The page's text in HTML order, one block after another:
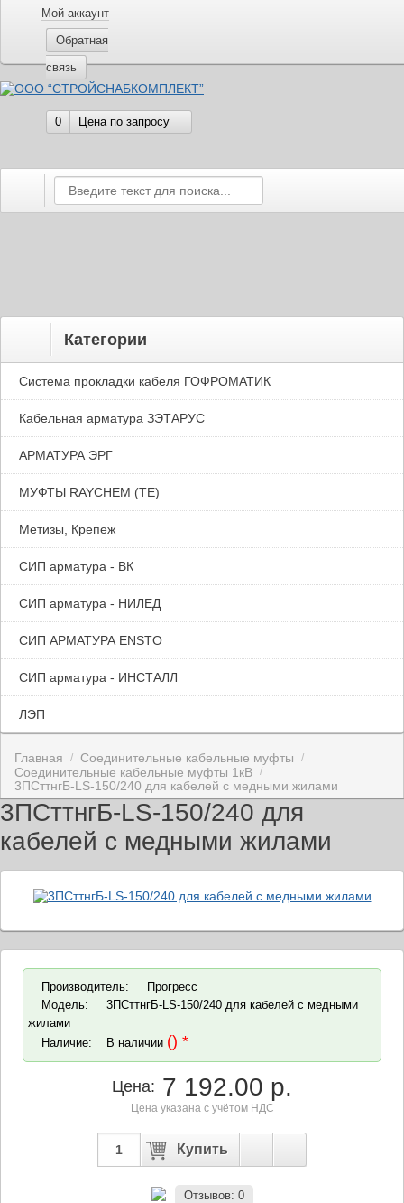
Мой аккаунт
Обратная
связь
0 Цена по запросу
Категории
Система прокладки кабеля ГОФРОМАТИК
Кабельная арматура ЗЭТАРУС
АРМАТУРА ЭРГ
МУФТЫ RAYCHEM (TE)
Метизы, Крепеж
СИП арматура - ВК
СИП арматура - НИЛЕД
СИП АРМАТУРА ENSTO
СИП арматура - ИНСТАЛЛ
ЛЭП
Главная / Соединительные кабельные муфты /
Соединительные кабельные муфты 1кВ /
3ПСттнгБ-LS-150/240 для кабелей с медными жилами
3ПСттнгБ-LS-150/240 для
кабелей с медными жилами
Производитель:
Прогресс
Модель:
3ПСттнгБ-LS-150/240 для кабелей с медными
жилами
Наличие:
В наличии () *
Цена: 7 192.00 р.
Цена указана с учётом НДС
Отзывов: 0